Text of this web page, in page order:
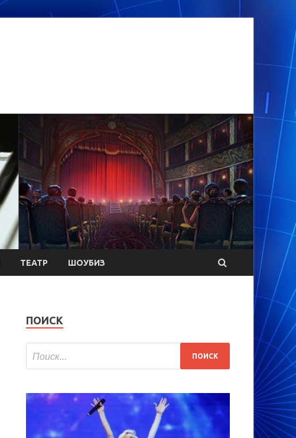
ТЕАТР ШОУБИЗ
ПОИСК